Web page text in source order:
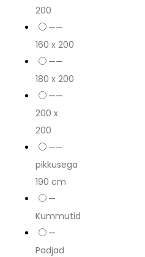
200
——
160 x 200
——
180 x 200
——
200 x
200
——
pikkusega
190 cm
—
Kummutid
—
Padjad